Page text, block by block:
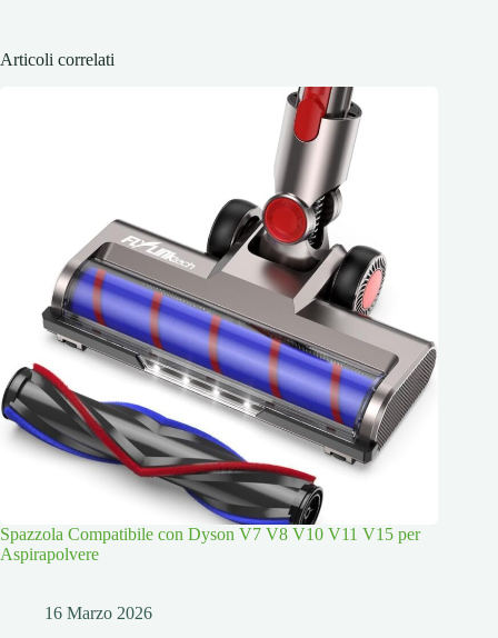
Articoli correlati
Spazzola Compatibile con Dyson V7 V8 V10 V11 V15 per
Aspirapolvere
16 Marzo 2026